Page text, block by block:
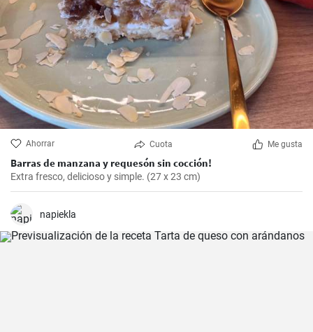
Ahorrar Cuota Me gusta
Barras de manzana y requesón sin cocción!
Extra fresco, delicioso y simple. (27 x 23 cm)
napiekla